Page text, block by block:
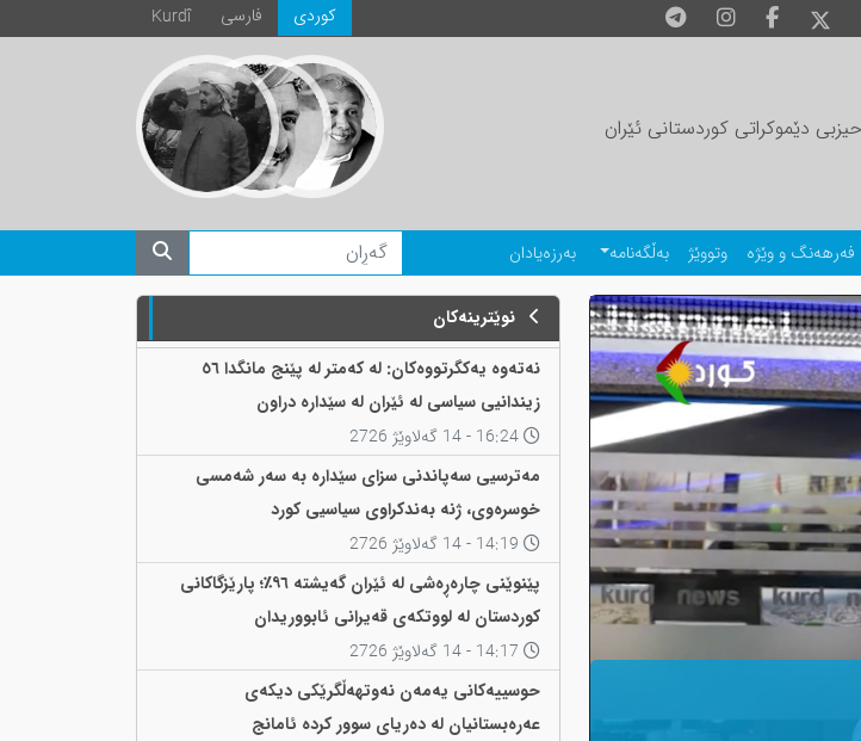
Kurdî فارسی كوردی
دێموکراتی کوردستانی ئێران
فەرهەنگ و وێژە وتووێژ بەڵگەنامە بەرزەیادان
نوێترینەکان
نەتەوە یەکگرتووەکان: لە کەمتر لە پێنج مانگدا ٥٦
زیندانیی سیاسی لە ئێران لە سێدارە دراون
مەترسیی سەپاندنی سزای سێدارە بە سەر شەمسی
خوسرەوی، ژنە بەندکراوی سیاسیی کورد
پێنوێنی چارەڕەشی لە ئێران گەیشتە ٩٦٪؛ پارێزگاکانی
کوردستان لە لووتکەی قەیرانی ئابووریدان
حوسییەکانی یەمەن نەوتهەڵگرێکی دیکەی
عەرەبستانیان لە دەریای سوور کردە ئامانج